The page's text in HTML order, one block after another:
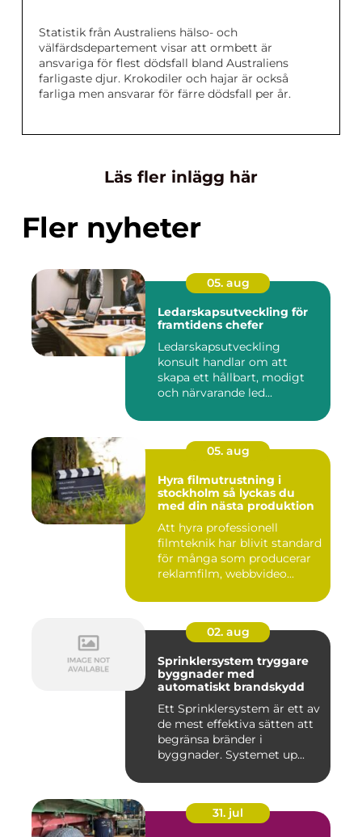
Statistik från Australiens hälso- och
välfärdsdepartement visar att ormbett är
ansvariga för flest dödsfall bland Australiens
farligaste djur. Krokodiler och hajar är också
farliga men ansvarar för färre dödsfall per år.
Läs fler inlägg här
Fler nyheter
05. aug
Ledarskapsutveckling för
framtidens chefer
Ledarskapsutveckling
konsult handlar om att
skapa ett hållbart, modigt
och närvarande led...
05. aug
Hyra filmutrustning i
stockholm så lyckas du
med din nästa produktion
Att hyra professionell
filmteknik har blivit standard
för många som producerar
reklamfilm, webbvideo...
02. aug
Sprinklersystem tryggare
byggnader med
automatiskt brandskydd
Ett Sprinklersystem är ett av
de mest effektiva sätten att
begränsa bränder i
byggnader. Systemet up...
31. jul